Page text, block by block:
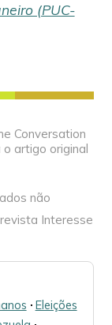
(PUC-
Conversation
artigo original
não
Interesse
🞌 Eleições